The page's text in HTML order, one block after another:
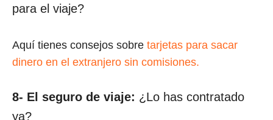
para el viaje?
Aquí tienes consejos sobre tarjetas para sacar
dinero en el extranjero sin comisiones.
8- El seguro de viaje: ¿Lo has contratado
ya?